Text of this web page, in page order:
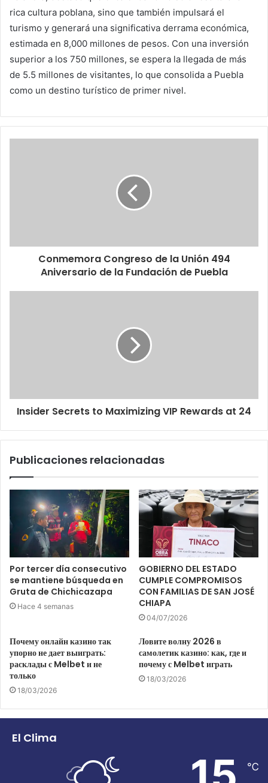
rica cultura poblana, sino que también impulsará el
turismo y generará una significativa derrama económica,
estimada en 8,000 millones de pesos. Con una inversión
superior a los 750 millones, se espera la llegada de más
de 5.5 millones de visitantes, lo que consolida a Puebla
como un destino turístico de primer nivel.
Conmemora Congreso de la Unión 494
Aniversario de la Fundación de Puebla
Insider Secrets to Maximizing VIP Rewards at 24
Publicaciones relacionadas
Por tercer día consecutivo
se mantiene búsqueda en
Gruta de Chichicazapa
Hace 4 semanas
GOBIERNO DEL ESTADO
CUMPLE COMPROMISOS
CON FAMILIAS DE SAN JOSÉ
CHIAPA
04/07/2026
Почему онлайн казино так
упорно не дает выиграть:
расклады с Melbet и не
только
18/03/2026
Ловите волну 2026 в
самолетик казино: как, где и
почему с Melbet играть
18/03/2026
El Clima
℃